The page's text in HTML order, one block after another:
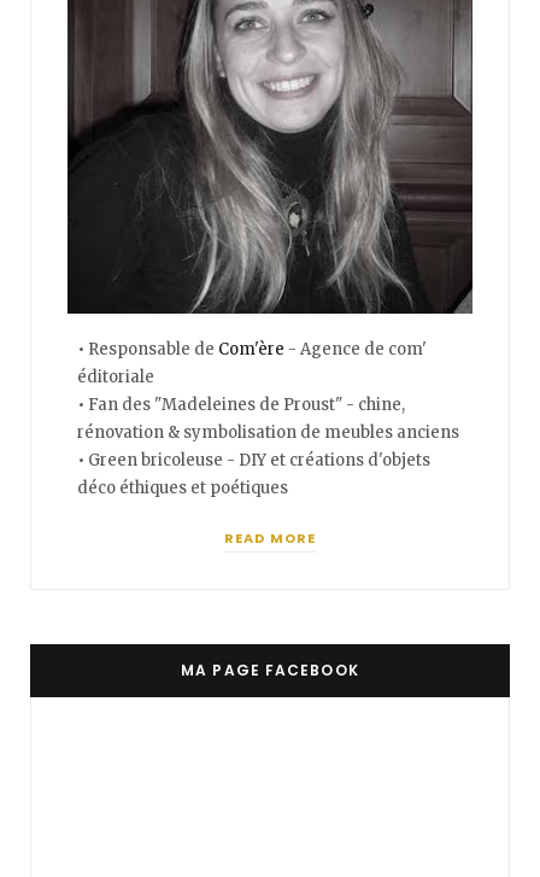
• Responsable de Com'ère - Agence de com'
éditoriale
• Fan des "Madeleines de Proust" - chine,
rénovation & symbolisation de meubles anciens
• Green bricoleuse - DIY et créations d'objets
déco éthiques et poétiques
READ MORE
MA PAGE FACEBOOK